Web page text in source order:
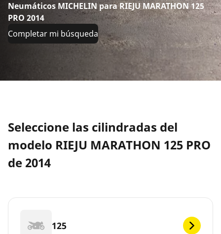
Neumáticos MICHELIN para RIEJU MARATHON 125
PRO 2014
Completar mi búsqueda
Seleccione las cilindradas del
modelo RIEJU MARATHON 125 PRO
de 2014
125